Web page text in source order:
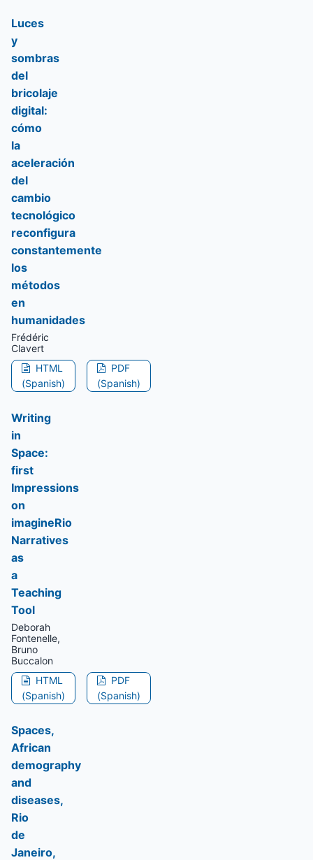
Luces
y
sombras
del
bricolaje
digital:
cómo
la
aceleración
del
cambio
tecnológico
reconfigura
constantemente
los
métodos
en
humanidades
Frédéric
Clavert
HTML
(Spanish)
PDF
(Spanish)
Writing
in
Space:
first
Impressions
on
imagineRio
Narratives
as
a
Teaching
Tool
Deborah
Fontenelle,
Bruno
Buccalon
HTML
(Spanish)
PDF
(Spanish)
Spaces,
African
demography
and
diseases,
Rio
de
Janeiro,